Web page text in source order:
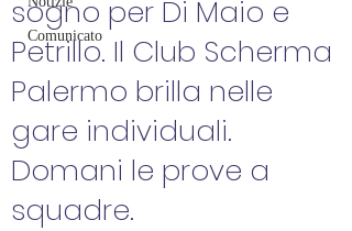
Comunicato
sogno per Di Maio e
Petrillo. Il Club Scherma
Palermo brilla nelle
gare individuali.
Domani le prove a
squadre.